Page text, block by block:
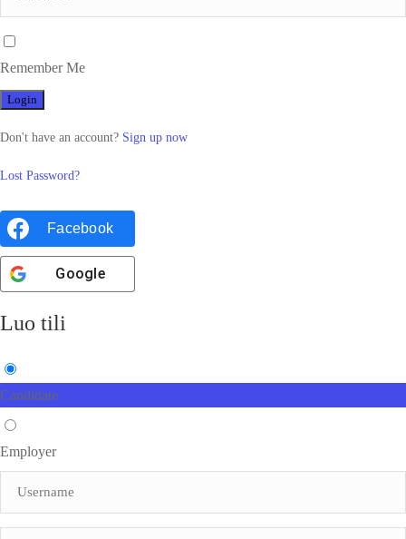
Remember Me
Don't have an account? Sign up now
Lost Password?
Facebook
Google
Luo tili
Candidate
Employer